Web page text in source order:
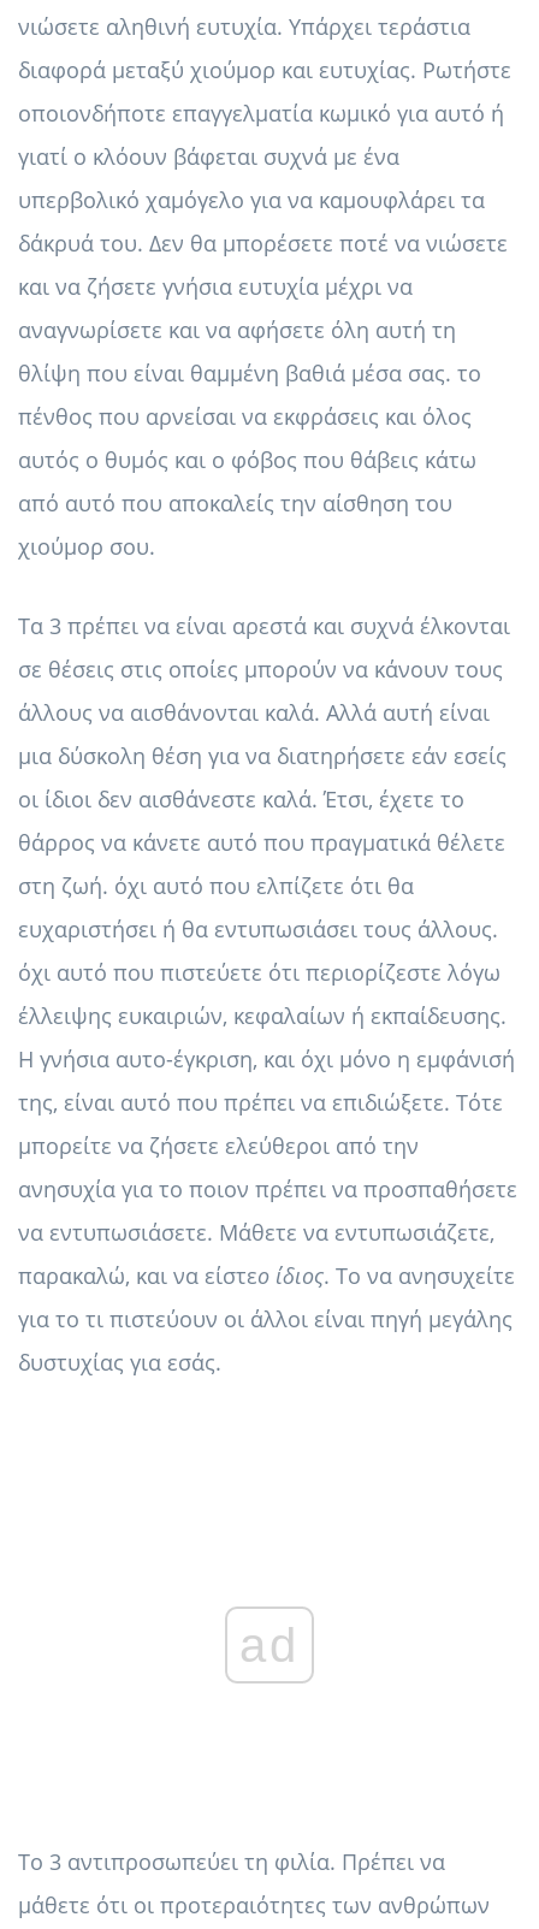
νιώσετε αληθινή ευτυχία. Υπάρχει τεράστια
διαφορά μεταξύ χιούμορ και ευτυχίας. Ρωτήστε
οποιονδήποτε επαγγελματία κωμικό για αυτό ή
γιατί ο κλόουν βάφεται συχνά με ένα
υπερβολικό χαμόγελο για να καμουφλάρει τα
δάκρυά του. Δεν θα μπορέσετε ποτέ να νιώσετε
και να ζήσετε γνήσια ευτυχία μέχρι να
αναγνωρίσετε και να αφήσετε όλη αυτή τη
θλίψη που είναι θαμμένη βαθιά μέσα σας. το
πένθος που αρνείσαι να εκφράσεις και όλος
αυτός ο θυμός και ο φόβος που θάβεις κάτω
από αυτό που αποκαλείς την αίσθηση του
χιούμορ σου.
Τα 3 πρέπει να είναι αρεστά και συχνά έλκονται
σε θέσεις στις οποίες μπορούν να κάνουν τους
άλλους να αισθάνονται καλά. Αλλά αυτή είναι
μια δύσκολη θέση για να διατηρήσετε εάν εσείς
οι ίδιοι δεν αισθάνεστε καλά. Έτσι, έχετε το
θάρρος να κάνετε αυτό που πραγματικά θέλετε
στη ζωή. όχι αυτό που ελπίζετε ότι θα
ευχαριστήσει ή θα εντυπωσιάσει τους άλλους.
όχι αυτό που πιστεύετε ότι περιορίζεστε λόγω
έλλειψης ευκαιριών, κεφαλαίων ή εκπαίδευσης.
Η γνήσια αυτο-έγκριση, και όχι μόνο η εμφάνισή
της, είναι αυτό που πρέπει να επιδιώξετε. Τότε
μπορείτε να ζήσετε ελεύθεροι από την
ανησυχία για το ποιον πρέπει να προσπαθήσετε
να εντυπωσιάσετε. Μάθετε να εντυπωσιάζετε,
παρακαλώ, και να είστεο ίδιος. Το να ανησυχείτε
για το τι πιστεύουν οι άλλοι είναι πηγή μεγάλης
δυστυχίας για εσάς.
ad
Το 3 αντιπροσωπεύει τη φιλία. Πρέπει να
μάθετε ότι οι προτεραιότητες των ανθρώπων